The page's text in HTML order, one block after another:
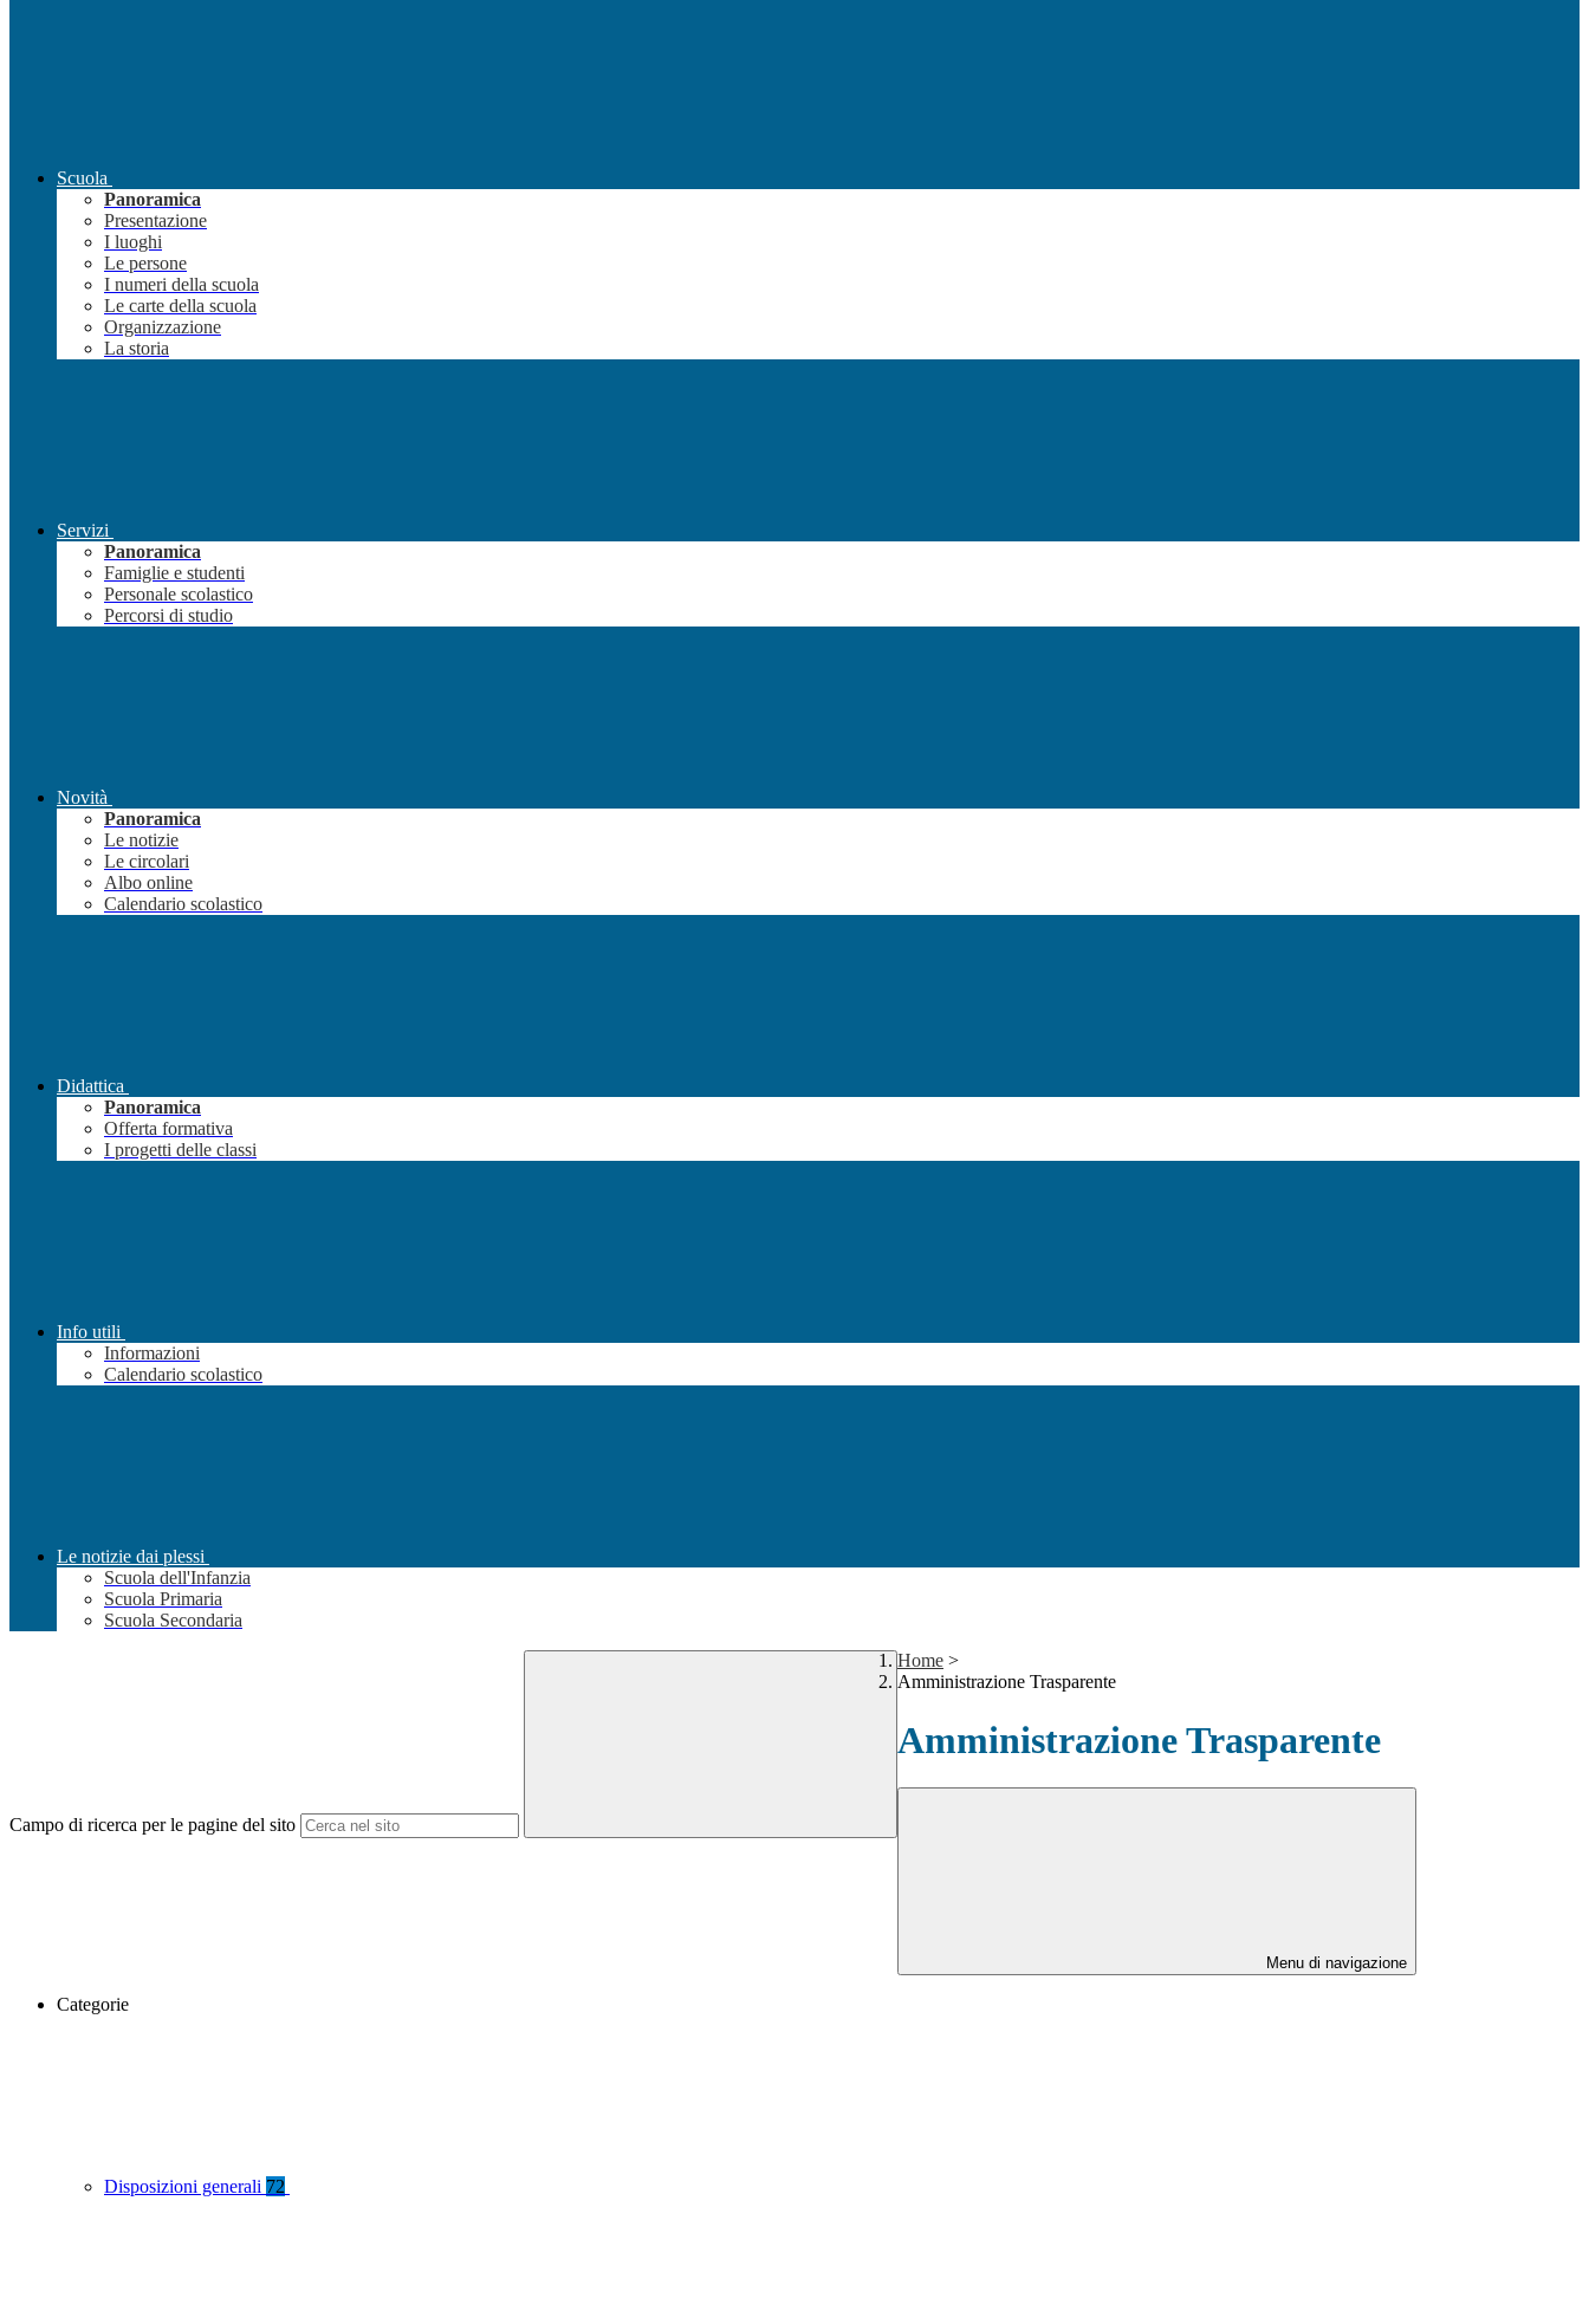
Scuola
Panoramica
Presentazione
I luoghi
Le persone
I numeri della scuola
Le carte della scuola
Organizzazione
La storia
Servizi
Panoramica
Famiglie e studenti
Personale scolastico
Percorsi di studio
Novità
Panoramica
Le notizie
Le circolari
Albo online
Calendario scolastico
Didattica
Panoramica
Offerta formativa
I progetti delle classi
Info utili
Informazioni
Calendario scolastico
Le notizie dai plessi
Scuola dell'Infanzia
Scuola Primaria
Scuola Secondaria
Campo di ricerca per le pagine del sito
Home >
Amministrazione Trasparente
Amministrazione Trasparente
Menu di navigazione
Categorie
Disposizioni generali 72